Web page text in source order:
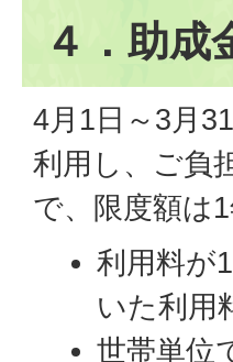
４．助成
4月1日～3月
利用し、ご負
で、限度額は
利用料が
いた利用
世帯単位